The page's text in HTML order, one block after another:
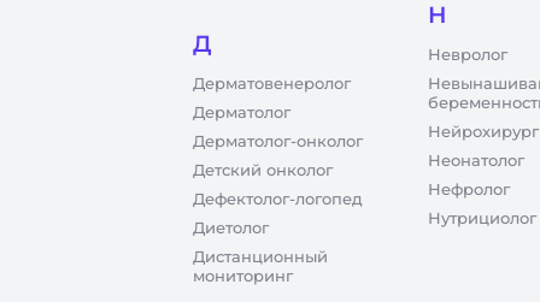
Д
Дерматовенеролог
Дерматолог
Дерматолог-онколог
Детский онколог
Дефектолог-логопед
Диетолог
Дистанционный
мониторинг
Н
Невролог
Нейрохирург
Неонатолог
Нефролог
Нутрициолог